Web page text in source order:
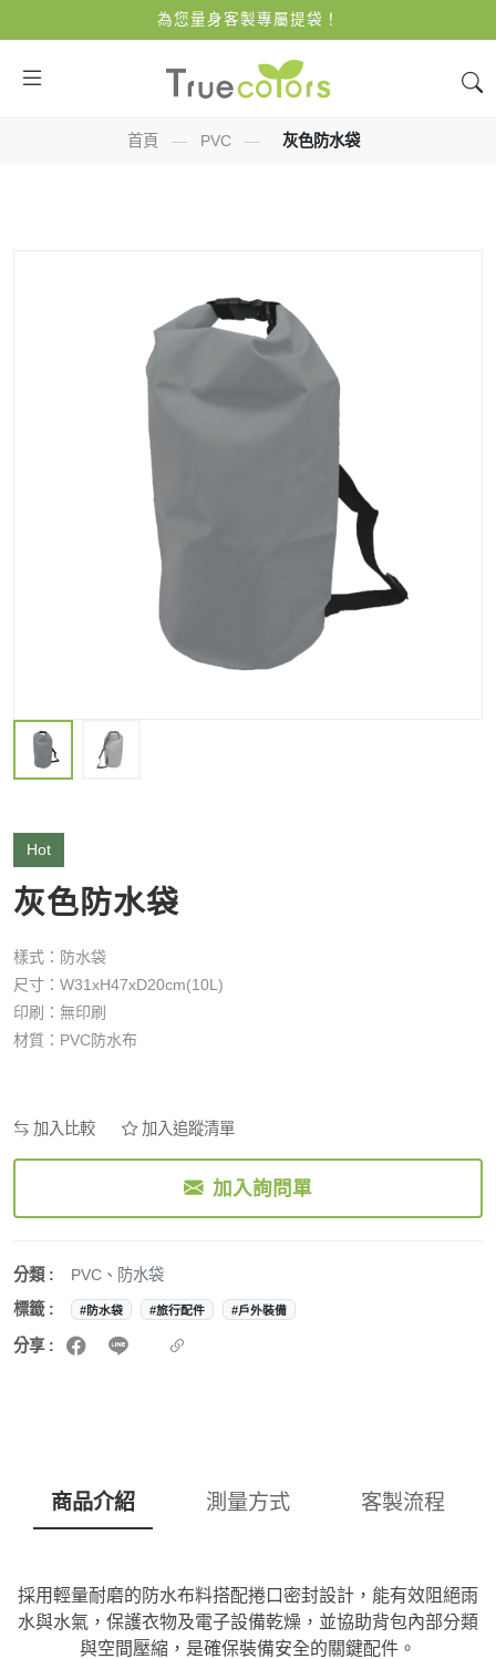
為您量身客製專屬提袋！
首頁 — PVC — 灰色防水袋
Hot
灰色防水袋
樣式：防水袋
尺寸：W31xH47xD20cm(10L)
印刷：無印刷
材質：PVC防水布
加入比較 加入追蹤清單
加入詢問單
分類 : PVC 、 防水袋
標籤 :
#防水袋 #旅行配件 #戶外裝備
分享 :
商品介紹 測量方式 客製流程
採用輕量耐磨的防水布料搭配捲口密封設計，能有效阻絕雨
水與水氣，保護衣物及電子設備乾燥，並協助背包內部分類
與空間壓縮，是確保裝備安全的關鍵配件。